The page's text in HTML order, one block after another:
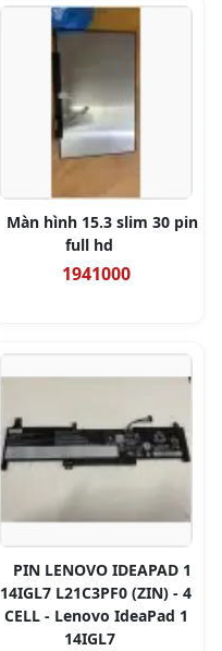
Màn hình 15.3 slim 30 pin
full hd
1941000
PIN LENOVO IDEAPAD 1
14IGL7 L21C3PF0 (ZIN) - 4
CELL - Lenovo IdeaPad 1
14IGL7